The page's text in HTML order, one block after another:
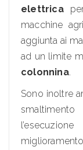
elettricaper
macchine
aggiunta ai
ad un limite
colonnina.
Sono inoltre